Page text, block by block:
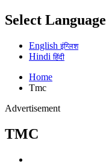
Select Language
Englishइंग्लिश
Hindiहिंदी
Home
Tmc
Advertisement
TMC